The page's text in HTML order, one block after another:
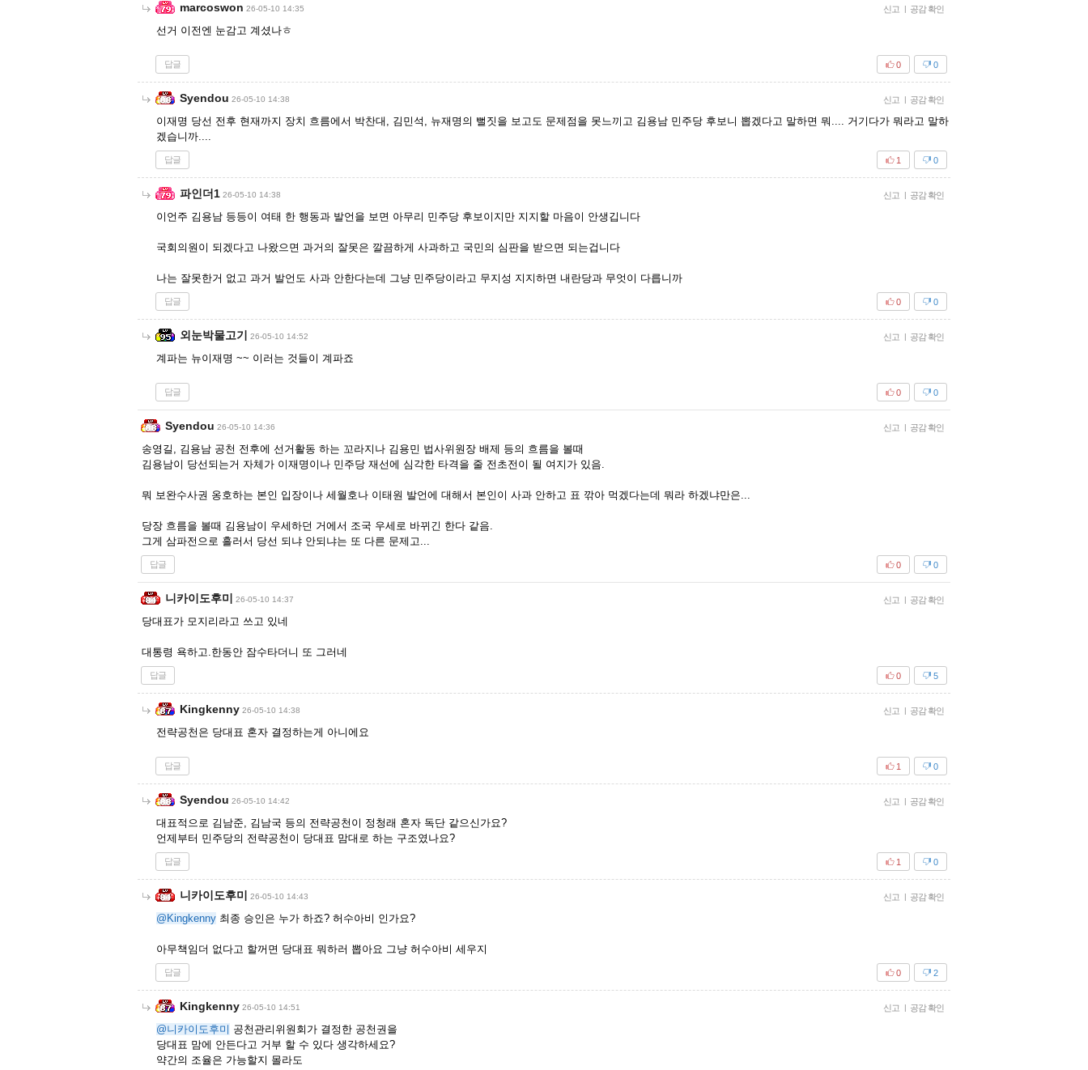
marcoswon 26-05-10 14:35 신고 | 공감 확인
선거 이전엔 눈감고 계셨나ㅎ
답글 0
0
Syendou 26-05-10 14:38 신고 | 공감 확인
이재명 당선 전후 현재까지 장치 흐름에서 박찬대, 김민석, 뉴재명의 뻘짓을 보고도 문제점을 못느끼고 김용남 민주당 후보니 뽑겠다고 말하면 뭐.... 거기다가 뭐라고 말하
겠습니까....
답글 0
1
파인더1 26-05-10 14:38 신고 | 공감 확인
이언주 김용남 등등이 여태 한 행동과 발언을 보면 아무리 민주당 후보이지만 지지할 마음이 안생깁니다
국회의원이 되겠다고 나왔으면 과거의 잘못은 깔끔하게 사과하고 국민의 심판을 받으면 되는겁니다
나는 잘못한거 없고 과거 발언도 사과 안한다는데 그냥 민주당이라고 무지성 지지하면 내란당과 무엇이 다릅니까
답글 0
0
외눈박물고기 26-05-10 14:52 신고 | 공감 확인
계파는 뉴이재명 ~~ 이러는 것들이 계파죠
답글 0
0
Syendou 26-05-10 14:36 신고 | 공감 확인
송영길, 김용남 공천 전후에 선거활동 하는 꼬라지나 김용민 법사위원장 배제 등의 흐름을 볼때
김용남이 당선되는거 자체가 이재명이나 민주당 재선에 심각한 타격을 줄 전초전이 될 여지가 있음.
뭐 보완수사권 옹호하는 본인 입장이나 세월호나 이태원 발언에 대해서 본인이 사과 안하고 표 깎아 먹겠다는데 뭐라 하겠냐만은...
당장 흐름을 볼때 김용남이 우세하던 거에서 조국 우세로 바뀌긴 한다 같음.
그게 삼파전으로 흘러서 당선 되냐 안되냐는 또 다른 문제고...
답글 0
0
니카이도후미 26-05-10 14:37 신고 | 공감 확인
당대표가 모지리라고 쓰고 있네
대통령 욕하고.한동안 잠수타더니 또 그러네
답글 5
0
Kingkenny 26-05-10 14:38 신고 | 공감 확인
전략공천은 당대표 혼자 결정하는게 아니에요
답글 0
1
Syendou 26-05-10 14:42 신고 | 공감 확인
대표적으로 김남준, 김남국 등의 전략공천이 정청래 혼자 독단 같으신가요?
언제부터 민주당의 전략공천이 당대표 맘대로 하는 구조였나요?
답글 0
1
니카이도후미 26-05-10 14:43 신고 | 공감 확인
@Kingkenny 최종 승인은 누가 하죠? 허수아비 인가요?
아무책임더 없다고 할꺼면 당대표 뭐하러 뽑아요 그냥 허수아비 세우지
답글 2
0
Kingkenny 26-05-10 14:51 신고 | 공감 확인
@니카이도후미 공천관리위원회가 결정한 공천권을
당대표 맘에 안든다고 거부 할 수 있다 생각하세요?
약간의 조율은 가능할지 몰라도